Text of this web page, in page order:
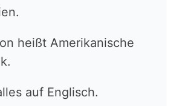
heißt Amerikanische
auf Englisch.